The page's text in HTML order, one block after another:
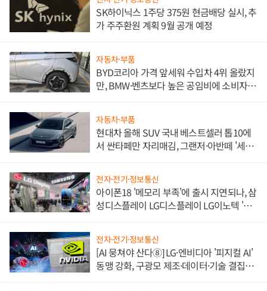
SK하이닉스 1주당 375원 현금배당 실시, 추
가 주주환원 계획 9월 공개 예정
자동차·부품
BYD코리아 가격 앞세워 수입차 4위 올랐지
만, BMW·벤츠보다 높은 공임비에 소비자
자동차·부품
현대차 올해 SUV 국내 베스트셀러 톱10에
서 싼타페만 자리매김, 그랜저·아반떼 '세단
전자·전기·정보통신
아이폰18 '메모리 부족'에 출시 지연되나, 삼
성디스플레이 LG디스플레이 LG이노텍 '탈
전자·전기·정보통신
[AI 뭉쳐야 산다⑧] LG·엔비디아 '피지컬 AI'
동맹 강화, 구광모 제조·데이터·기술 결집